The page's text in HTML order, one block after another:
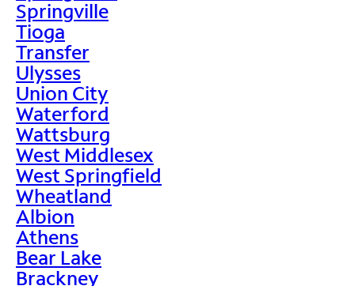
Springville
Tioga
Transfer
Ulysses
Union City
Waterford
Wattsburg
West Middlesex
West Springfield
Wheatland
Albion
Athens
Bear Lake
Brackney